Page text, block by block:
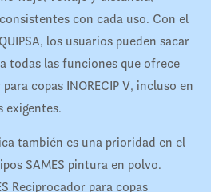
con cada uso. Con el
los usuarios pueden sacar
todas las funciones que ofrece
copas INORECIP V, incluso en
exigentes.
también es una prioridad en el
SAMES pintura en polvo.
Reciprocador para copas